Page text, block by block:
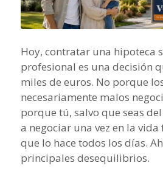
Hoy, contratar una hipoteca
profesional es una decisión
miles de euros. No porque
necesariamente malos
porque tú, salvo que seas
a negociar una vez en la
que lo hace todos los días.
principales desequilibrios.